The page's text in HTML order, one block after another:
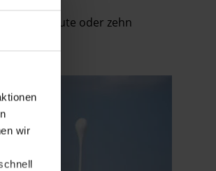
wir
eine Minute oder zehn